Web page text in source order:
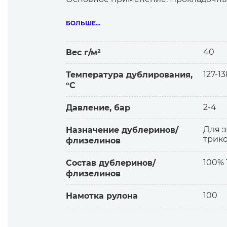
▪ Надёжное, мягкое сцепление с
Основа. Нетканое полотно из
Клеевое покрытие. Очень частые,
Уход. Стирка до 60°С, в том числе с
БОЛЬШЕ...
Вес г/м² 40
Температура дублирования,
°С
127-
Давление, бар 2-4
Назначение дублеринов/
флизелинов
Для
Состав дублеринов/
флизелинов
100%
Намотка рулона 100